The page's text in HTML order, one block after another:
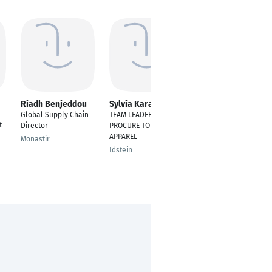
Riadh Benjeddou
Global Supply Chain
Director
Monastir
Sylvia Karantani
TEAM LEADER
PROCURE TO PAY
APPAREL
Idstein